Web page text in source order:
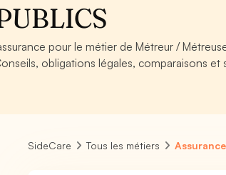
pour le métier de Métreur /
obligations légales, comparaisons
SideCare Tous les métiers